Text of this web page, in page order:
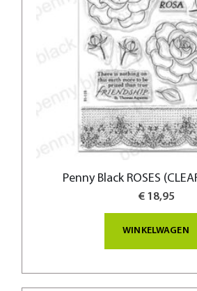
Penny Black ROSES
€ 18,95
WINKELWAGEN